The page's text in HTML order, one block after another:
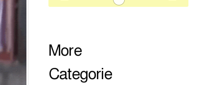
More
Categorie